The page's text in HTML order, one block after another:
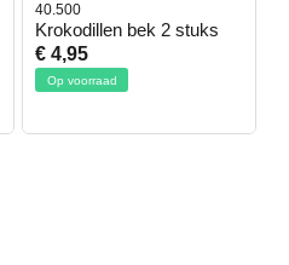
40.500
Krokodillen bek 2 stuks
€ 4,95
Op voorraad